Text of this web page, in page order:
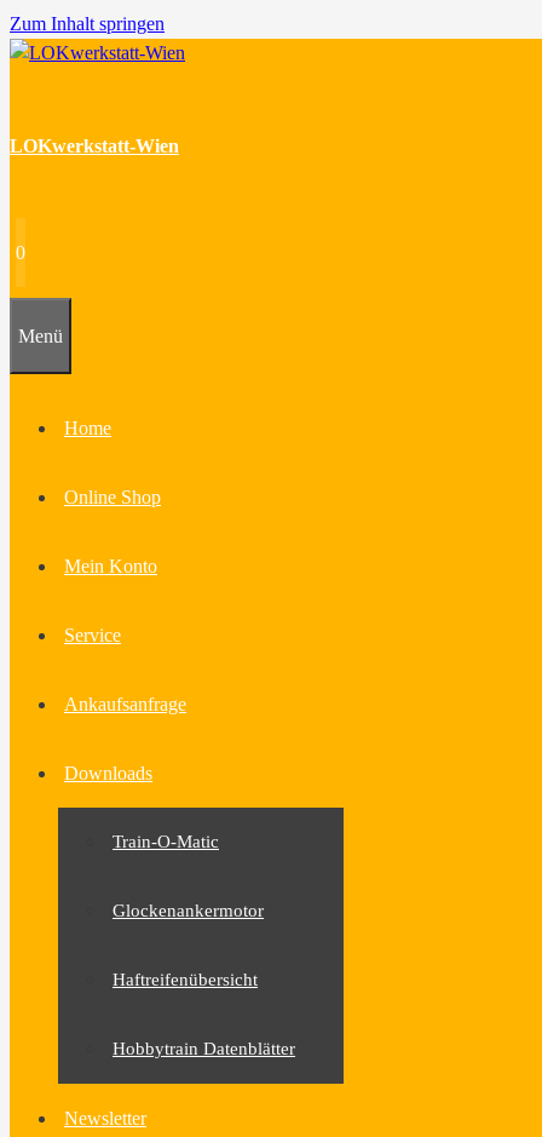
Zum Inhalt springen
LOKwerkstatt-Wien
0
Menü
Home
Online Shop
Mein Konto
Service
Ankaufsanfrage
Downloads
Train-O-Matic
Glockenankermotor
Haftreifenübersicht
Hobbytrain Datenblätter
Newsletter